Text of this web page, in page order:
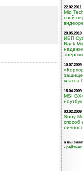
22.02.2011
Mio
свой
20.05.2010
ИБП
Rack
энергии
10.07.2009
класса
15.04.2009
MSI
ноутбук
03.02.2009
Sony
способ
а вы
-